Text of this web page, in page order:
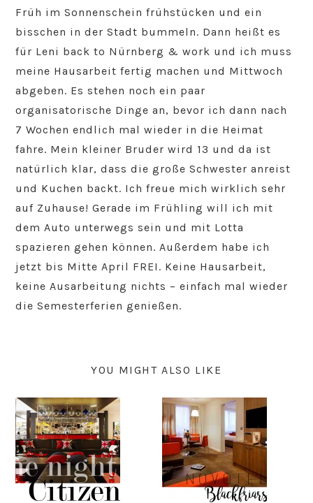
Früh im Sonnenschein frühstücken und ein
bisschen in der Stadt bummeln. Dann heißt es
für Leni back to Nürnberg & work und ich muss
meine Hausarbeit fertig machen und Mittwoch
abgeben. Es stehen noch ein paar
organisatorische Dinge an, bevor ich dann nach
7 Wochen endlich mal wieder in die Heimat
fahre. Mein kleiner Bruder wird 13 und da ist
natürlich klar, dass die große Schwester anreist
und Kuchen backt. Ich freue mich wirklich sehr
auf Zuhause! Gerade im Frühling will ich mit
dem Auto unterwegs sein und mit Lotta
spazieren gehen können. Außerdem habe ich
jetzt bis Mitte April FREI. Keine Hausarbeit,
keine Ausarbeitung nichts – einfach mal wieder
die Semesterferien genießen.
YOU MIGHT ALSO LIKE